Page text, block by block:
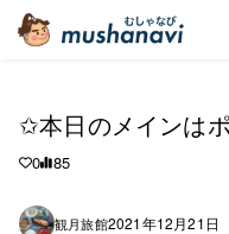
✩本日のメインは
0 85
観月旅館2021年12月21日